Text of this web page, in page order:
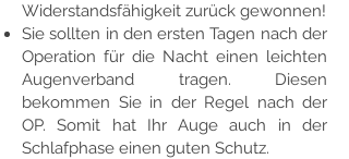
Widerstandsfähigkeit zurück gewonnen!
Sie sollten in den ersten Tagen nach der
Operation für die Nacht einen leichten
Augenverband tragen. Diesen
bekommen Sie in der Regel nach der
OP. Somit hat Ihr Auge auch in der
Schlafphase einen guten Schutz.